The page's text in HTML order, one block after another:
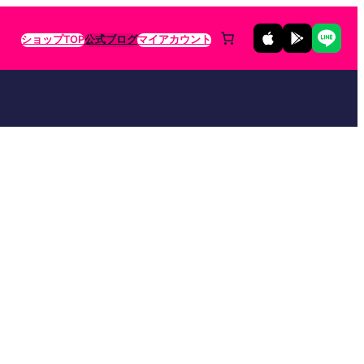
ショップTOP公式ブログマイアカウント